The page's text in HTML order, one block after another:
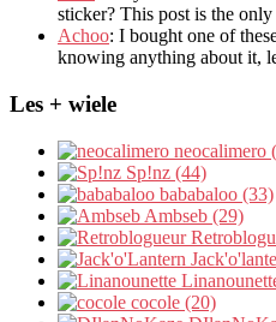
sticker? This post is the
Achoo: I bought one of
knowing anything about it,
Les + wiele
neocalimero
Sp!nz (44)
bababaloo (33)
Ambseb (29)
cocole (20)